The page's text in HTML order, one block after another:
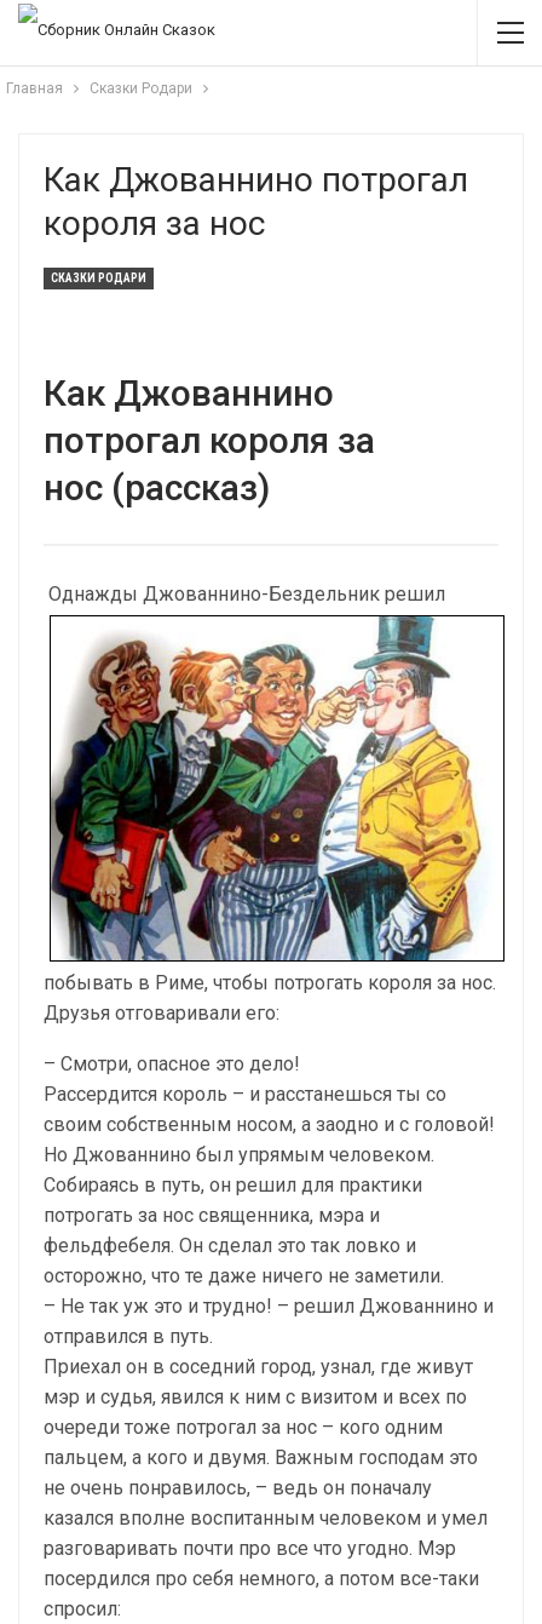
Главная Сказки Родари
Как Джованнино потрогал
короля за нос
СКАЗКИ РОДАРИ
Как Джованнино
потрогал короля за
нос (рассказ)
Однажды Джованнино-Бездельник решил
побывать в Риме, чтобы потрогать короля за нос.
Друзья отговаривали его:
– Смотри, опасное это дело!
Рассердится король – и расстанешься ты со
своим собственным носом, а заодно и с головой!
Но Джованнино был упрямым человеком.
Собираясь в путь, он решил для практики
потрогать за нос священника, мэра и
фельдфебеля. Он сделал это так ловко и
осторожно, что те даже ничего не заметили.
– Не так уж это и трудно! – решил Джованнино и
отправился в путь.
Приехал он в соседний город, узнал, где живут
мэр и судья, явился к ним с визитом и всех по
очереди тоже потрогал за нос – кого одним
пальцем, а кого и двумя. Важным господам это
не очень понравилось, – ведь он поначалу
казался вполне воспитанным человеком и умел
разговаривать почти про все что угодно. Мэр
посердился про себя немного, а потом все-таки
спросил: